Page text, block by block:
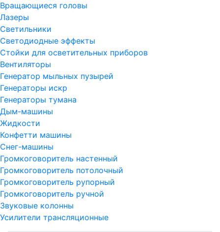
Вращающиеся головы
Лазеры
Светильники
Светодиодные эффекты
Стойки для осветительных приборов
Вентиляторы
Генератор мыльных пузырей
Генераторы искр
Генераторы тумана
Дым-машины
Жидкости
Конфетти машины
Снег-машины
Громкоговоритель настенный
Громкоговоритель потолочный
Громкоговоритель рупорный
Громкоговоритель ручной
Звуковые колонны
Усилители трансляционные